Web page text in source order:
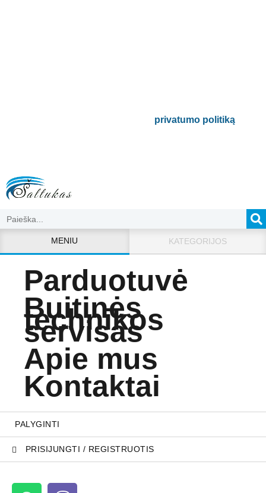
privatumo politiką.
MENIU KATEGORIJOS
Parduotuvė
Buitinės
technikos
servisas
Apie mus
Kontaktai
PALYGINTI
PRISIJUNGTI / REGISTRUOTIS